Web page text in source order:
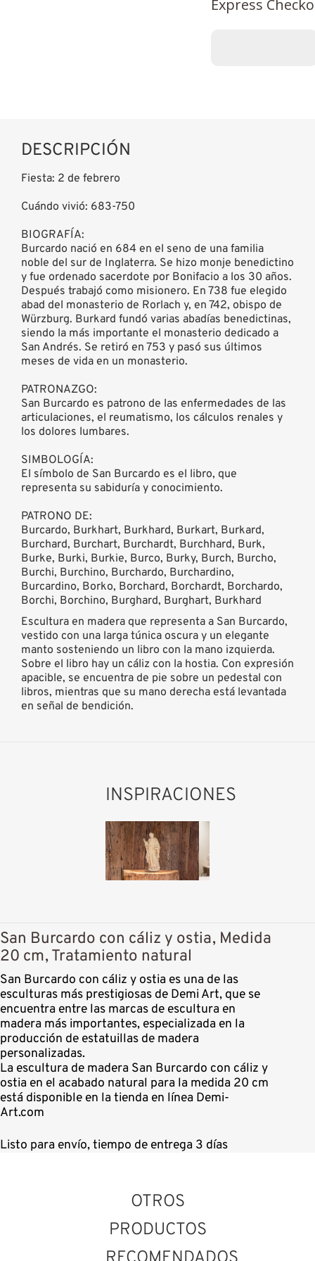
Express
DESCRIPCIÓN
Fiesta: 2 de febrero
Cuándo vivió: 683-750
BIOGRAFÍA:
Burcardo nació en 684 en el seno de una familia
noble del sur de Inglaterra. Se hizo monje benedictino
y fue ordenado sacerdote por Bonifacio a los 30 años.
Después trabajó como misionero. En 738 fue elegido
abad del monasterio de Rorlach y, en 742, obispo de
Würzburg. Burkard fundó varias abadías benedictinas,
siendo la más importante el monasterio dedicado a
San Andrés. Se retiró en 753 y pasó sus últimos
meses de vida en un monasterio.
PATRONAZGO:
San Burcardo es patrono de las enfermedades de las
articulaciones, el reumatismo, los cálculos renales y
los dolores lumbares.
SIMBOLOGÍA:
El símbolo de San Burcardo es el libro, que
representa su sabiduría y conocimiento.
PATRONO DE:
Burcardo, Burkhart, Burkhard, Burkart, Burkard,
Burchard, Burchart, Burchardt, Burchhard, Burk,
Burke, Burki, Burkie, Burco, Burky, Burch, Burcho,
Burchi, Burchino, Burchardo, Burchardino,
Burcardino, Borko, Borchard, Borchardt, Borchardo,
Borchi, Borchino, Burghard, Burghart, Burkhard
Escultura en madera que representa a San Burcardo,
vestido con una larga túnica oscura y un elegante
manto sosteniendo un libro con la mano izquierda.
Sobre el libro hay un cáliz con la hostia. Con expresión
apacible, se encuentra de pie sobre un pedestal con
libros, mientras que su mano derecha está levantada
en señal de bendición.
INSPIRACIONES
San Burcardo con cáliz y ostia, Medida
20 cm, Tratamiento natural
San Burcardo con cáliz y ostia es una de las
esculturas más prestigiosas de Demi Art, que se
encuentra entre las marcas de escultura en
madera más importantes, especializada en la
producción de estatuillas de madera
personalizadas.
La escultura de madera San Burcardo con cáliz y
ostia en el acabado natural para la medida 20 cm
está disponible en la tienda en línea Demi-
Art.com
Listo para envío, tiempo de entrega 3 días
OTROS
PRODUCTOS